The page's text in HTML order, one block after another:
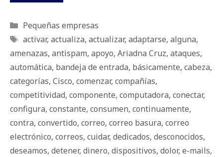
Categorías
Pequeñas empresas
Etiquetas
activar, actualiza, actualizar, adaptarse, alguna,
amenazas, antispam, apoyo, Ariadna Cruz, ataques,
automática, bandeja de entrada, básicamente, cabeza,
categorías, Cisco, comenzar, compañías,
competitividad, componente, computadora, conectar,
configura, constante, consumen, continuamente,
contra, convertido, correo, correo basura, correo
electrónico, correos, cuidar, dedicados, desconocidos,
deseamos, detener, dinero, dispositivos, dolor, e-mails,